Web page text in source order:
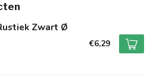
Zwart Ø
€6,29